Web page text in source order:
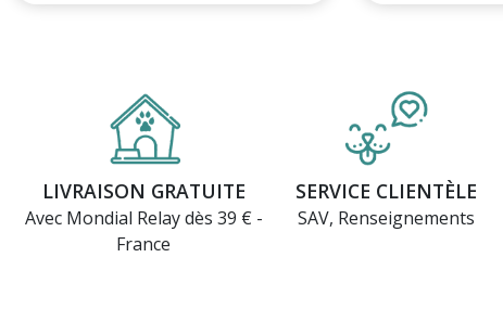
LIVRAISON GRATUITE
Avec Mondial Relay dès 39 € -
France
SERVICE CLIENTÈLE
SAV, Renseignements